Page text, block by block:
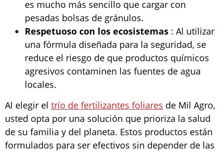
es mucho más sencillo que cargar con
pesadas bolsas de gránulos.
Respetuoso con los ecosistemas : Al utilizar
una fórmula diseñada para la seguridad, se
reduce el riesgo de que productos químicos
agresivos contaminen las fuentes de agua
locales.
Al elegir el trío de fertilizantes foliares de Mil Agro,
usted opta por una solución que prioriza la salud
de su familia y del planeta. Estos productos están
formulados para ser efectivos sin depender de las